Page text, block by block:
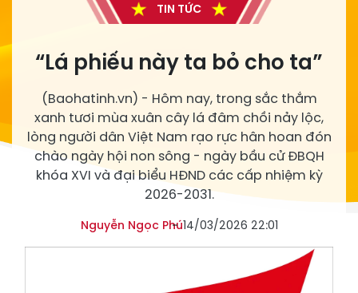
TIN TỨC
“Lá phiếu này ta bỏ cho ta”
(Baohatinh.vn) - Hôm nay, trong sắc thắm
xanh tươi mùa xuân cây lá đâm chồi nảy lộc,
lòng người dân Việt Nam rạo rực hân hoan đón
chào ngày hội non sông - ngày bầu cử ĐBQH
khóa XVI và đại biểu HĐND các cấp nhiệm kỳ
2026-2031.
Nguyễn Ngọc Phú14/03/2026 22:01